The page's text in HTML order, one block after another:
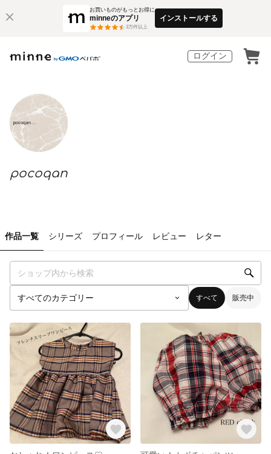
お買いものがもっとお得に
minneのアプリ
3万件以上
インストールする
ログイン
pocoqan
作品一覧 シリーズ プロフィール レビュー レター
すべて 販売中